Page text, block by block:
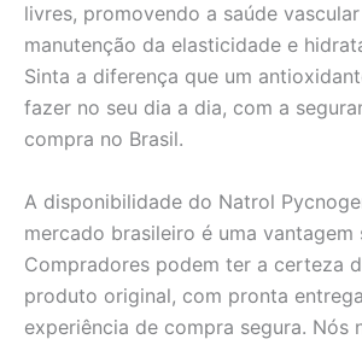
livres, promovendo a saúde
manutenção da elasticidade e
Sinta a diferença que um
fazer no seu dia a dia, com a
compra no Brasil.
A disponibilidade do Natrol
mercado brasileiro é uma vantagem
Compradores podem ter a certeza
produto original, com pronta
experiência de compra segura. Nós